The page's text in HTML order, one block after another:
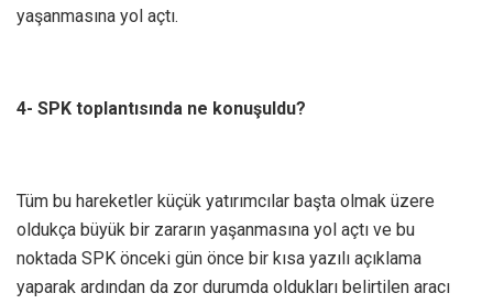
yaşanmasına yol açtı.
4- SPK toplantısında ne konuşuldu?
Tüm bu hareketler küçük yatırımcılar başta olmak üzere
oldukça büyük bir zararın yaşanmasına yol açtı ve bu
noktada SPK önceki gün önce bir kısa yazılı açıklama
yaparak ardından da zor durumda oldukları belirtilen aracı